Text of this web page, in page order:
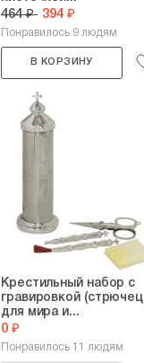
464 ₽ 394 ₽
Понравилось 9 людям
В КОРЗИНУ
Крестильный набор с
гравировкой (стрючец
для мира и...
0 ₽
Понравилось 11 людям